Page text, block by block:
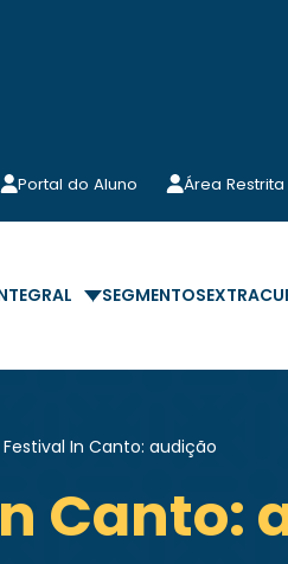
Portal do Aluno Área Restrita
SEGMENTOS
Festival In Canto: audição
Canto: